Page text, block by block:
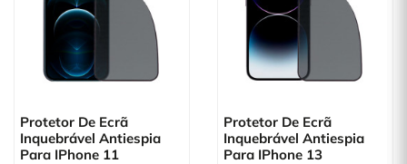
Protetor De Ecrã
Inquebrável Antiespia
Para IPhone 11
Protetor De Ecrã
Inquebrável Antiespia
Para IPhone 13